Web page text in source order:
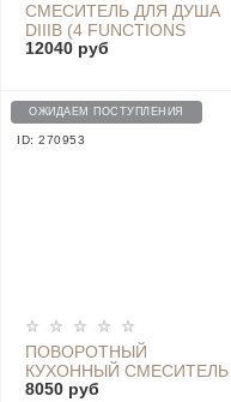
СМЕСИТЕЛЬ ДЛЯ ДУША
DIIIB (4 FUNCTIONS
SPRAY GUN) DXLY002
12040 руб
ОЖИДАЕМ ПОСТУПЛЕНИЯ
ID: 270953
ПОВОРОТНЫЙ
КУХОННЫЙ СМЕСИТЕЛЬ
DIIIB BLACKSMITH U-TYPE
8050 руб